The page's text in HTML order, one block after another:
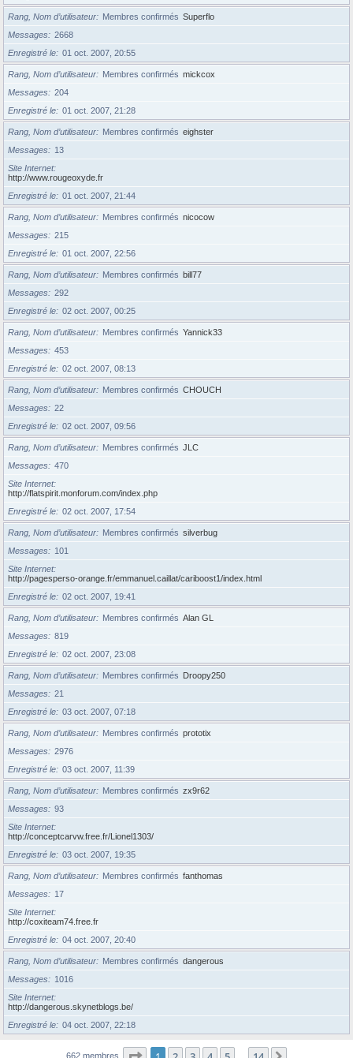
Rang, Nom d’utilisateur Membres confirmés Superflo
Messages
2668
Enregistré le
01 oct. 2007, 20:55
Rang, Nom d’utilisateur Membres confirmés mickcox
Messages
204
Enregistré le
01 oct. 2007, 21:28
Rang, Nom d’utilisateur Membres confirmés eighster
Messages
13
Site Internet
http://www.rougeoxyde.fr
Enregistré le
01 oct. 2007, 21:44
Rang, Nom d’utilisateur Membres confirmés nicocow
Messages
215
Enregistré le
01 oct. 2007, 22:56
Rang, Nom d’utilisateur Membres confirmés bill77
Messages
292
Enregistré le
02 oct. 2007, 00:25
Rang, Nom d’utilisateur Membres confirmés Yannick33
Messages
453
Enregistré le
02 oct. 2007, 08:13
Rang, Nom d’utilisateur Membres confirmés CHOUCH
Messages
22
Enregistré le
02 oct. 2007, 09:56
Rang, Nom d’utilisateur Membres confirmés JLC
Messages
470
Site Internet
http://flatspirit.monforum.com/index.php
Enregistré le
02 oct. 2007, 17:54
Rang, Nom d’utilisateur Membres confirmés silverbug
Messages
101
Site Internet
http://pagesperso-orange.fr/emmanuel.caillat/cariboost1/index.html
Enregistré le
02 oct. 2007, 19:41
Rang, Nom d’utilisateur Membres confirmés Alan GL
Messages
819
Enregistré le
02 oct. 2007, 23:08
Rang, Nom d’utilisateur Membres confirmés Droopy250
Messages
21
Enregistré le
03 oct. 2007, 07:18
Rang, Nom d’utilisateur Membres confirmés prototix
Messages
2976
Enregistré le
03 oct. 2007, 11:39
Rang, Nom d’utilisateur Membres confirmés zx9r62
Messages
93
Site Internet
http://conceptcarvw.free.fr/Lionel1303/
Enregistré le
03 oct. 2007, 19:35
Rang, Nom d’utilisateur Membres confirmés fanthomas
Messages
17
Site Internet
http://coxiteam74.free.fr
Enregistré le
04 oct. 2007, 20:40
Rang, Nom d’utilisateur Membres confirmés dangerous
Messages
1016
Site Internet
http://dangerous.skynetblogs.be/
Enregistré le
04 oct. 2007, 22:18
662 membres